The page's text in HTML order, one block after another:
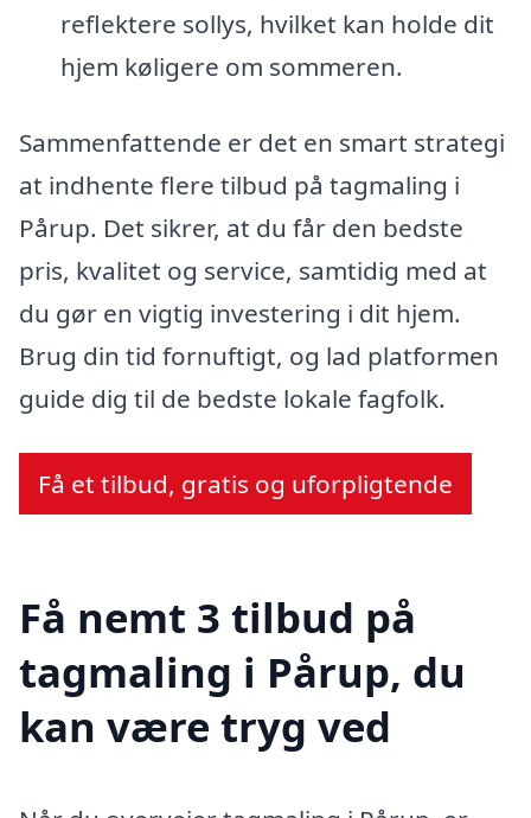
reflektere sollys, hvilket kan holde dit
hjem køligere om sommeren.
Sammenfattende er det en smart strategi
at indhente flere tilbud på tagmaling i
Pårup. Det sikrer, at du får den bedste
pris, kvalitet og service, samtidig med at
du gør en vigtig investering i dit hjem.
Brug din tid fornuftigt, og lad platformen
guide dig til de bedste lokale fagfolk.
Få et tilbud, gratis og uforpligtende
Få nemt 3 tilbud på
tagmaling i Pårup, du
kan være tryg ved